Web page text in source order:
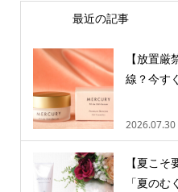
最近の記事
【放置
線？今す
2026.07.30
【夏こ
「夏のむ